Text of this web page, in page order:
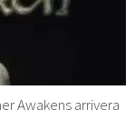
Awakens arrivera